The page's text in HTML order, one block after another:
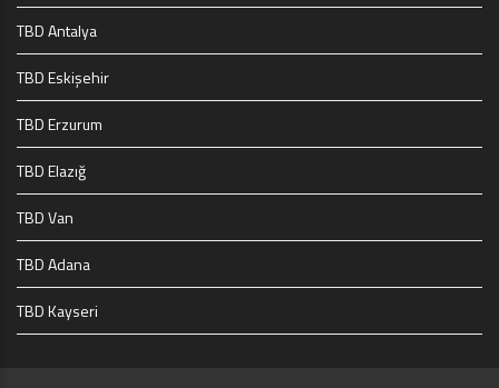
TBD Antalya
TBD Eskişehir
TBD Erzurum
TBD Elazığ
TBD Van
TBD Adana
TBD Kayseri